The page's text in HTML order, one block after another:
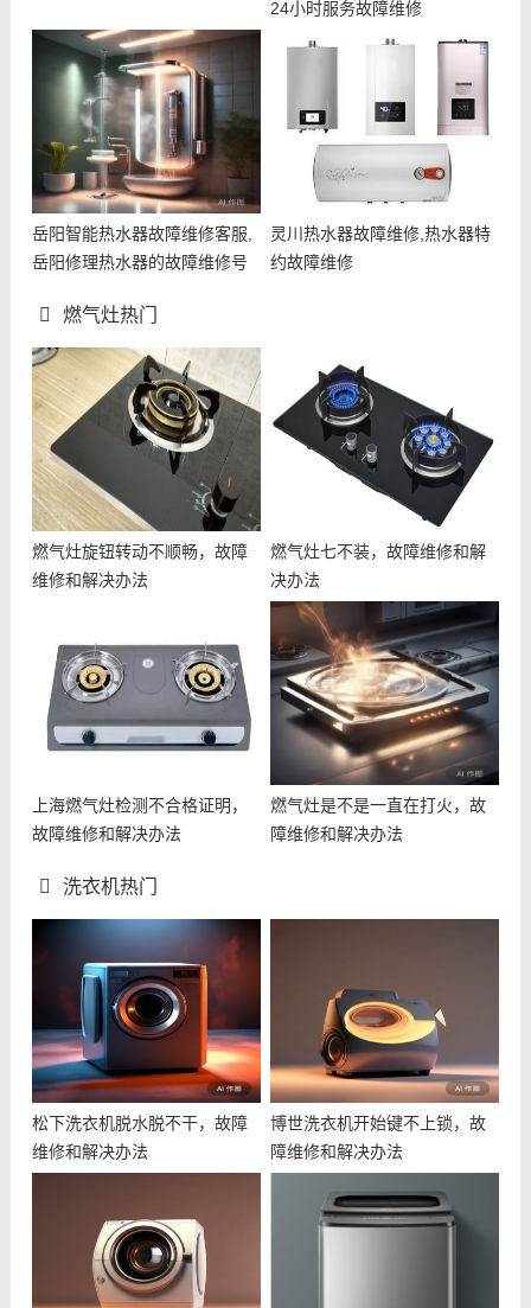
24小时服务故障维修
岳阳智能热水器故障维修客服,
岳阳修理热水器的故障维修号
灵川热水器故障维修,热水器特
约故障维修
燃气灶热门
燃气灶旋钮转动不顺畅，故障
维修和解决办法
燃气灶七不装，故障维修和解
决办法
上海燃气灶检测不合格证明，
故障维修和解决办法
燃气灶是不是一直在打火，故
障维修和解决办法
洗衣机热门
松下洗衣机脱水脱不干，故障
维修和解决办法
博世洗衣机开始键不上锁，故
障维修和解决办法